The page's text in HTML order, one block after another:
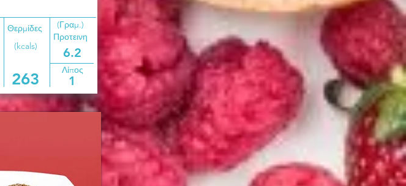
Θερμίδες
(kcals)
Προτεινη
6.2
(Γραμ.)
263 Λίπος
1